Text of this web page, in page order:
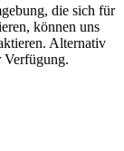
die sich für
können uns
Alternativ
Verfügung.